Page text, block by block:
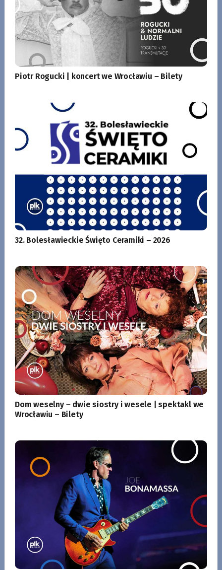
Piotr Rogucki | koncert we Wrocławiu – Bilety
32. Bolesławieckie Święto Ceramiki – 2026
Dom weselny – dwie siostry i wesele | spektakl we
Wrocławiu – Bilety